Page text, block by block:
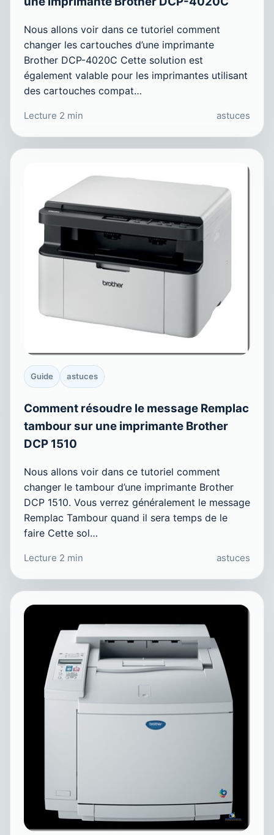
Nous allons voir dans ce tutoriel comment
changer les cartouches d’une imprimante
Brother DCP-4020C Cette solution est
également valable pour les imprimantes utilisant
des cartouches compat…
Lecture 2 min astuces
Guide astuces
Comment résoudre le message Remplac
tambour sur une imprimante Brother
DCP 1510
Nous allons voir dans ce tutoriel comment
changer le tambour d’une imprimante Brother
DCP 1510. Vous verrez généralement le message
Remplac Tambour quand il sera temps de le
faire Cette sol…
Lecture 2 min astuces